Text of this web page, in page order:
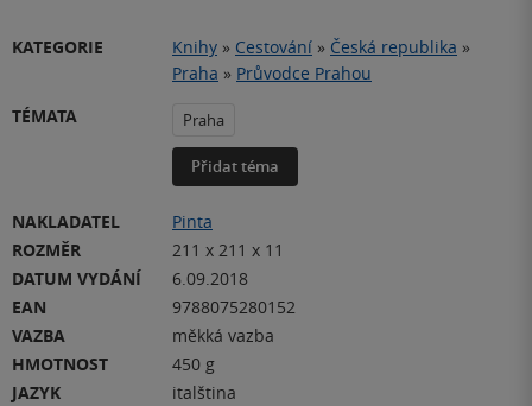
KATEGORIE Knihy » Cestování » Česká republika »
Praha » Průvodce Prahou
TÉMATA
Praha
Přidat téma
NAKLADATEL
Pinta
ROZMĚR
211 x 211 x 11
DATUM VYDÁNÍ
6.09.2018
EAN
9788075280152
VAZBA
měkká vazba
HMOTNOST
450 g
JAZYK
italština